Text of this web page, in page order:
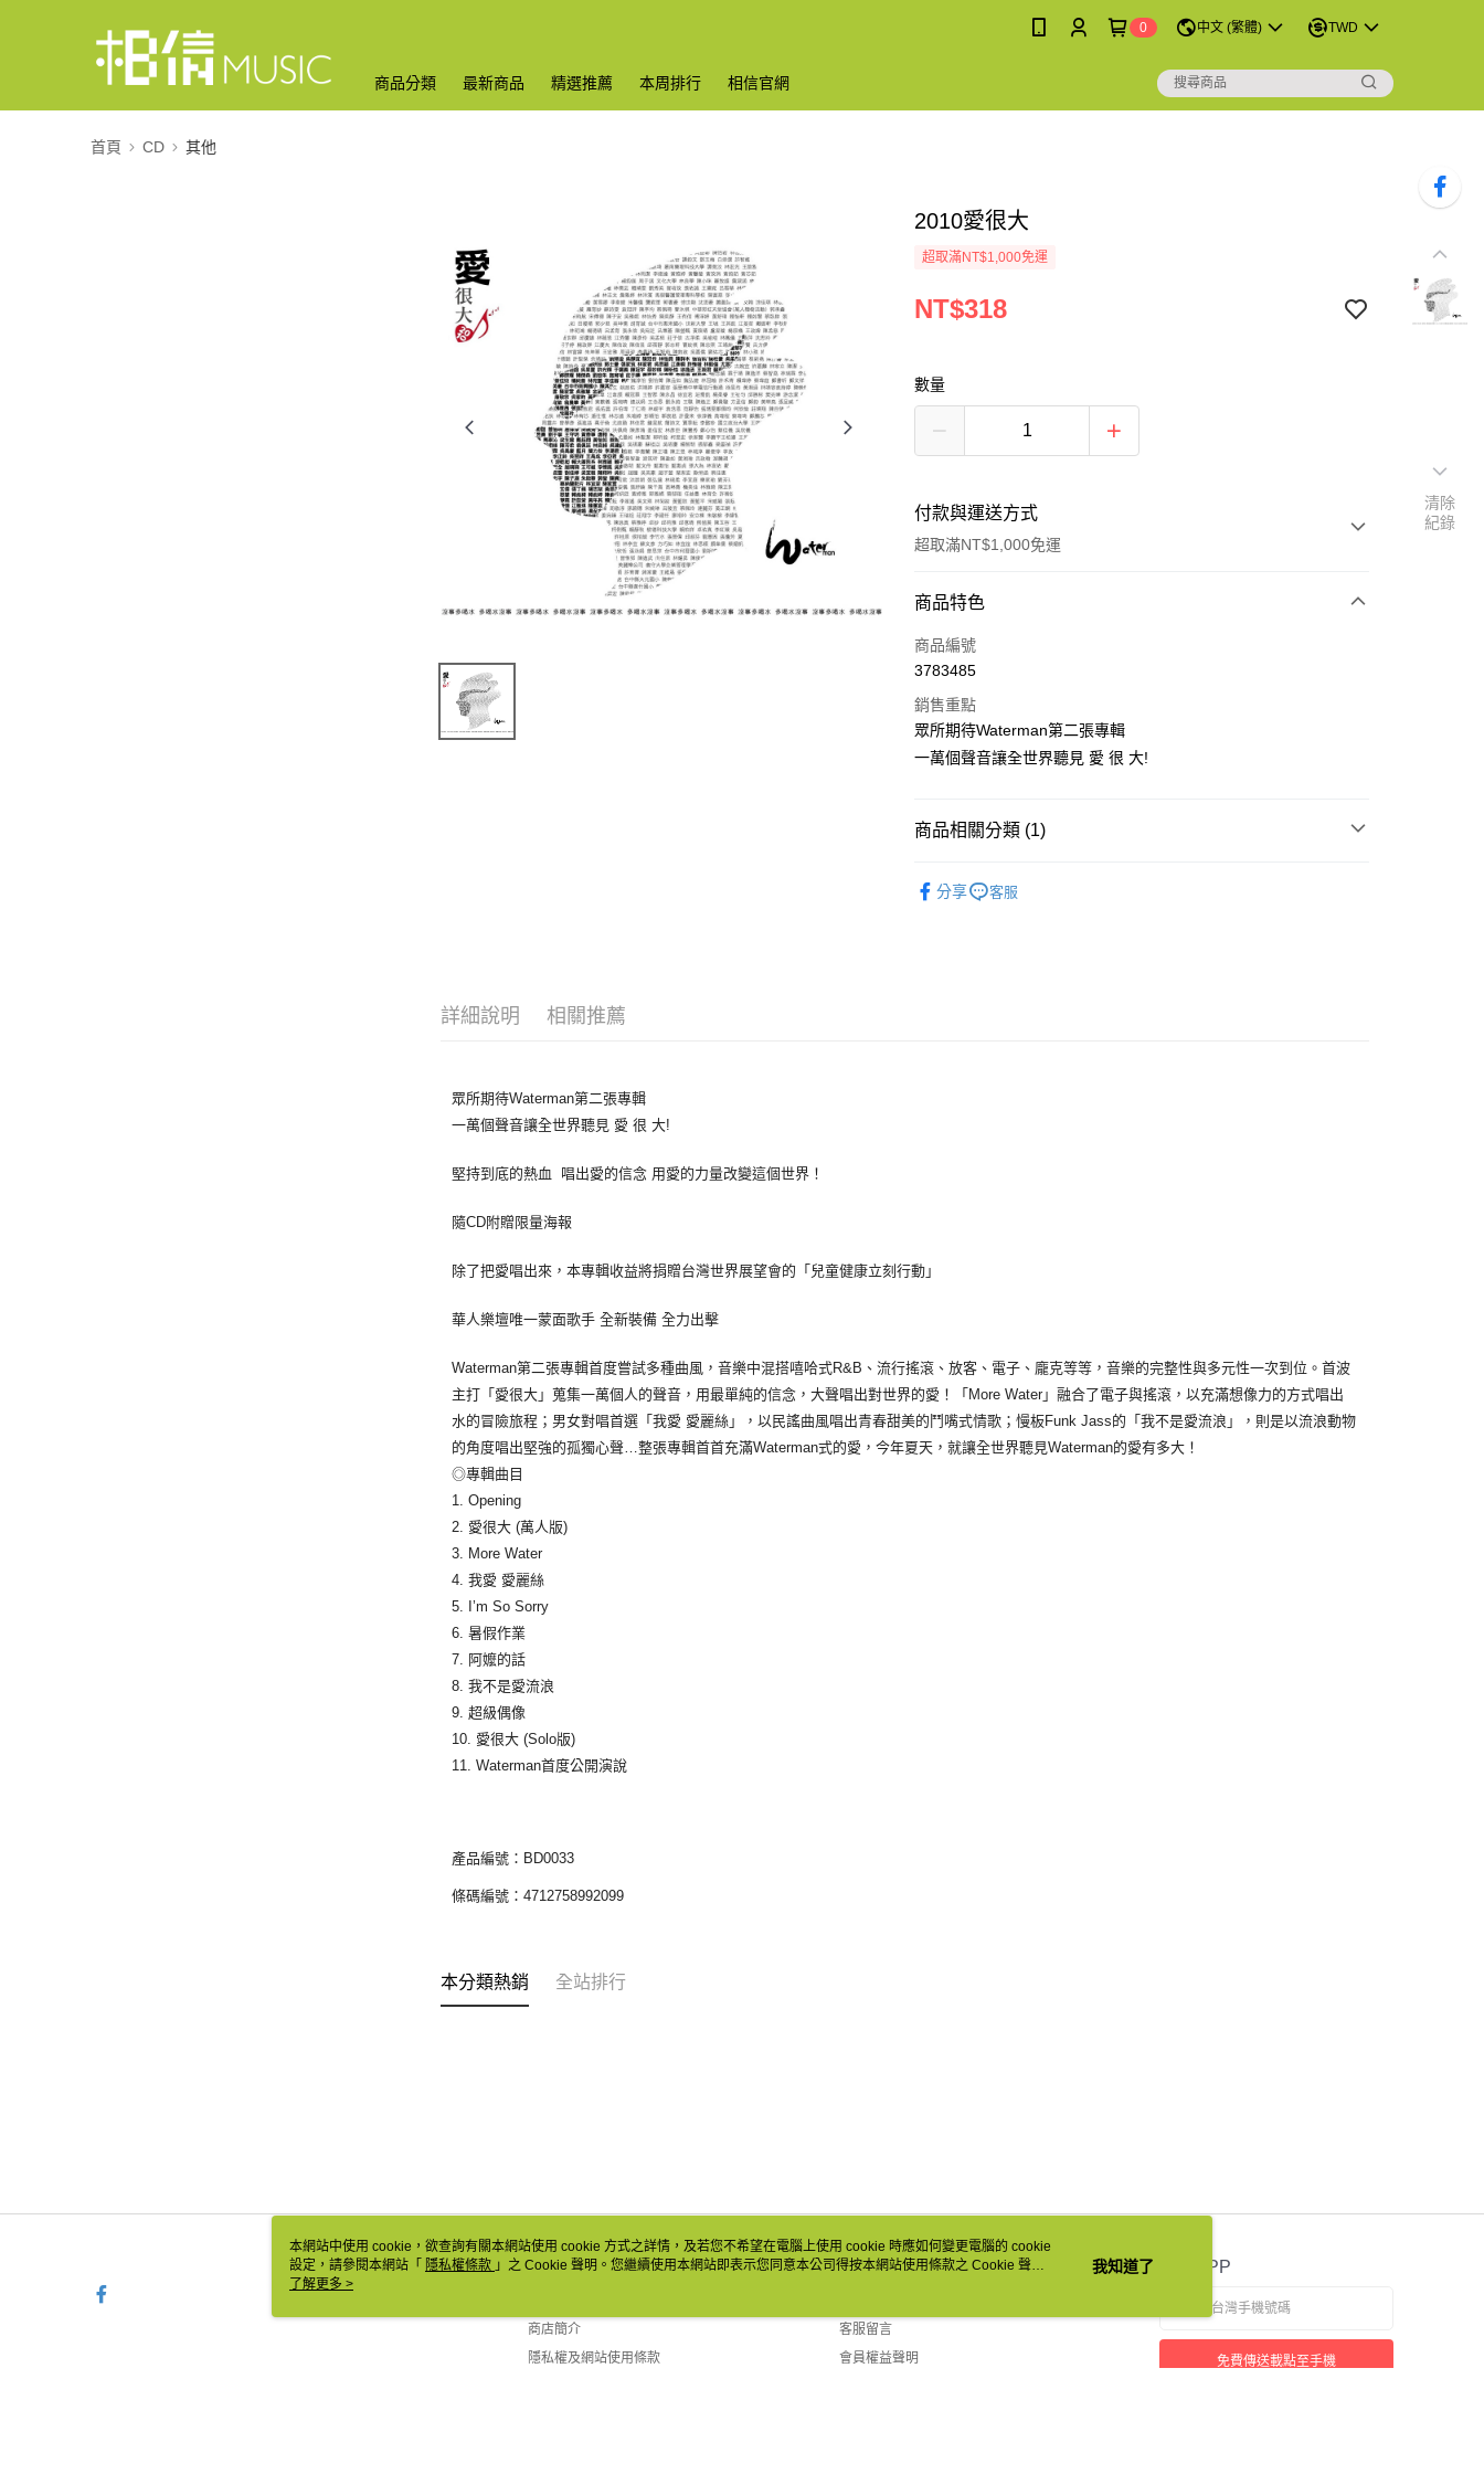
0 中文 (繁體) TWD
商品分類 最新商品 精選推薦 本周排行 相信官網
首頁 CD 其他
2010愛很大
超取滿NT$1,000免運
NT$318
數量
付款與運送方式
超取滿NT$1,000免運
付款方式
信用卡一次付款
LINE Pay
Apple Pay
全盈+PAY
每筆NT$65，滿NT$1,000(含以上)免運費
商品特色
商品編號
3783485
銷售重點
眾所期待Waterman第二張專輯
一萬個聲音讓全世界聽見 愛 很 大!
商品相關分類 (1)
分享
客服
詳細說明 相關推薦
眾所期待Waterman第二張專輯
一萬個聲音讓全世界聽見 愛 很 大!
堅持到底的熱血 唱出愛的信念 用愛的力量改變這個世界！
隨CD附贈限量海報
除了把愛唱出來，本專輯收益將捐贈台灣世界展望會的「兒童健康立刻行動」
華人樂壇唯一蒙面歌手 全新裝備 全力出擊
Waterman第二張專輯首度嘗試多種曲風，音樂中混搭嘻哈式R&B、流行搖滾、放客、電子、龐克等等，音樂的完整性與多元性一次到位。首波
主打「愛很大」蒐集一萬個人的聲音，用最單純的信念，大聲唱出對世界的愛！「More Water」融合了電子與搖滾，以充滿想像力的方式唱出
水的冒險旅程；男女對唱首選「我愛 愛麗絲」，以民謠曲風唱出青春甜美的鬥嘴式情歌；慢板Funk Jass的「我不是愛流浪」，則是以流浪動物
的角度唱出堅強的孤獨心聲…整張專輯首首充滿Waterman式的愛，今年夏天，就讓全世界聽見Waterman的愛有多大！
◎專輯曲目
1. Opening
2. 愛很大 (萬人版)
3. More Water
4. 我愛 愛麗絲
5. I’m So Sorry
6. 暑假作業
7. 阿嬤的話
8. 我不是愛流浪
9. 超級偶像
10. 愛很大 (Solo版)
11. Waterman首度公開演說
產品編號：BD0033
條碼編號：4712758992099
本分類熱銷 全站排行
關於我們
商店簡介
隱私權及網站使用條款
客服資訊
客服留言
會員權益聲明
官方APP
免費傳送載點至手機
清除
紀錄
本網站中使用 cookie，欲查詢有關本網站使用 cookie 方式之詳情，及若您不希望在電腦上使用 cookie 時應如何變更電腦的 cookie
設定，請參閱本網站「 隱私權條款 」之 Cookie 聲明。您繼續使用本網站即表示您同意本公司得按本網站使用條款之 Cookie 聲明
使用 cookie。
了解更多 >
我知道了